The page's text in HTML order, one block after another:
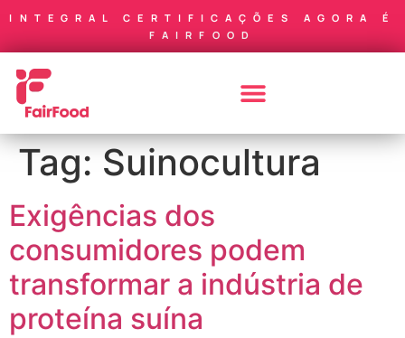
INTEGRAL CERTIFICAÇÕES AGORA É
FAIRFOOD
Tag: Suinocultura
Exigências dos
consumidores podem
transformar a indústria de
proteína suína